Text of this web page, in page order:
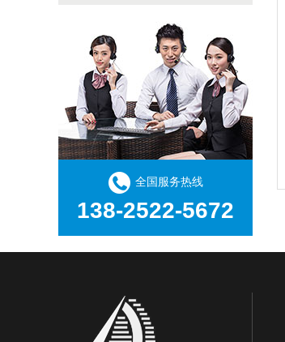
全国服务热线
138-2522-5672